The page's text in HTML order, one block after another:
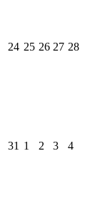
24 25 26 27 28
31 1 2 3 4